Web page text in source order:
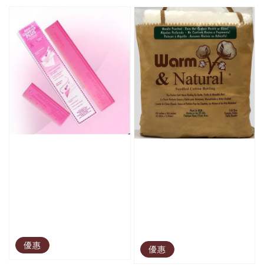
優惠 優惠